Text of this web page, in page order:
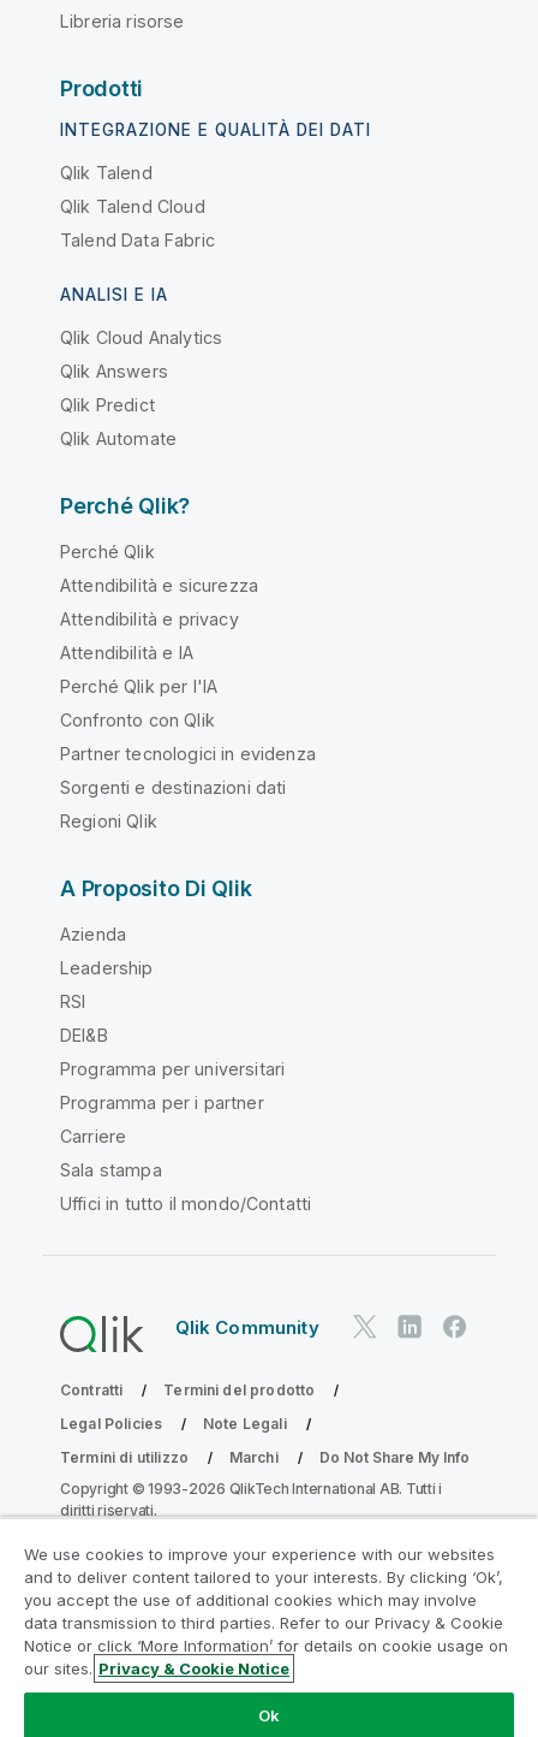
Libreria risorse
Prodotti
INTEGRAZIONE E QUALITÀ DEI DATI
Qlik Talend
Qlik Talend Cloud
Talend Data Fabric
ANALISI E IA
Qlik Cloud Analytics
Qlik Answers
Qlik Predict
Qlik Automate
Perché Qlik?
Perché Qlik
Attendibilità e sicurezza
Attendibilità e privacy
Attendibilità e IA
Perché Qlik per l'IA
Confronto con Qlik
Partner tecnologici in evidenza
Sorgenti e destinazioni dati
Regioni Qlik
A Proposito Di Qlik
Azienda
Leadership
RSI
DEI&B
Programma per universitari
Programma per i partner
Carriere
Sala stampa
Uffici in tutto il mondo/Contatti
Qlik Community
Contratti
Termini del prodotto
Legal Policies
Note Legali
Termini di utilizzo
Marchi
Do Not Share My Info
Copyright © 1993-2026 QlikTech International AB. Tutti i
diritti riservati.
Partecipa al programma Analytics
Modernization
Modernizza senza compromettere le tue preziose app
QlikView con il programma Analytics Modernization.
We use cookies to improve your experience with our websites
and to deliver content tailored to your interests. By clicking ‘Ok’,
you accept the use of additional cookies which may involve
data transmission to third parties. Refer to our Privacy & Cookie
Notice or click ‘More Information’ for details on cookie usage on
our sites. Privacy & Cookie Notice
Ok